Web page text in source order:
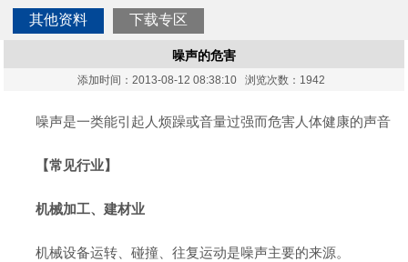
其他资料 下载专区
噪声的危害
添加时间：2013-08-12 08:38:10 浏览次数：1942
噪声是一类能引起人烦躁或音量过强而危害人体健康的声音
【常见行业】
机械加工、建材业
机械设备运转、碰撞、往复运动是噪声主要的来源。